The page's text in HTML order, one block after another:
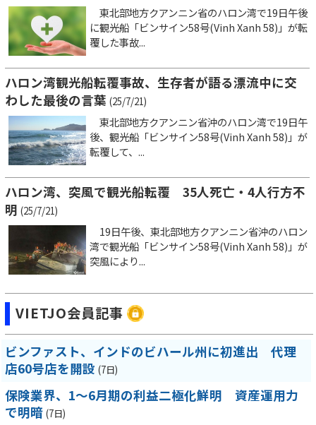
東北部地方クアンニン省のハロン湾で19日午後
に観光船「ビンサイン58号(Vinh Xanh 58)」が転
覆した事故...
ハロン湾観光船転覆事故、生存者が語る漂流中に交
わした最後の言葉 (25/7/21)
東北部地方クアンニン省沖のハロン湾で19日午
後、観光船「ビンサイン58号(Vinh Xanh 58)」が
転覆して、...
ハロン湾、突風で観光船転覆 35人死亡・4人行方不
明 (25/7/21)
19日午後、東北部地方クアンニン省沖のハロン
湾で観光船「ビンサイン58号(Vinh Xanh 58)」が
突風により...
VIETJO会員記事
ビンファスト、インドのビハール州に初進出 代理
店60号店を開設 (7日)
保険業界、1～6月期の利益二極化鮮明 資産運用力
で明暗 (7日)